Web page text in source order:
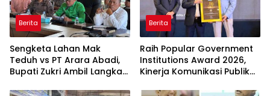
Berita
Sengketa Lahan Mak
Teduh vs PT Arara Abadi,
Bupati Zukri Ambil Langkah
Berita
Raih Popular Government
Institutions Award 2026,
Kinerja Komunikasi Publik